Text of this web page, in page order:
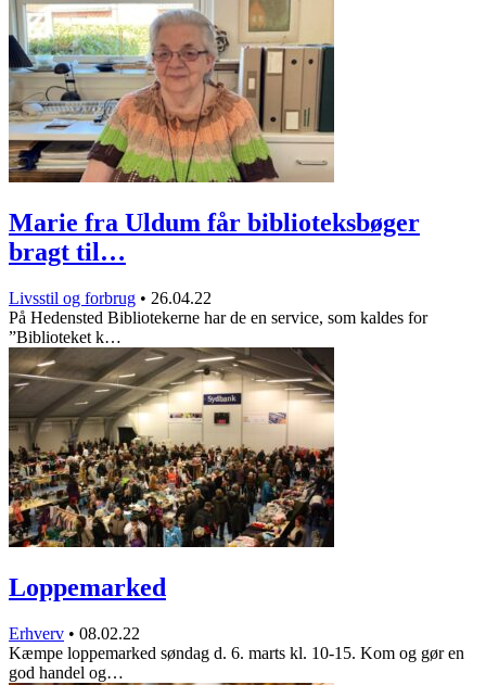
Marie fra Uldum får biblioteksbøger
bragt til…
Livsstil og forbrug • 26.04.22
På Hedensted Bibliotekerne har de en service, som kaldes for
”Biblioteket k…
Loppemarked
Erhverv • 08.02.22
Kæmpe loppemarked søndag d. 6. marts kl. 10-15. Kom og gør en
god handel og…